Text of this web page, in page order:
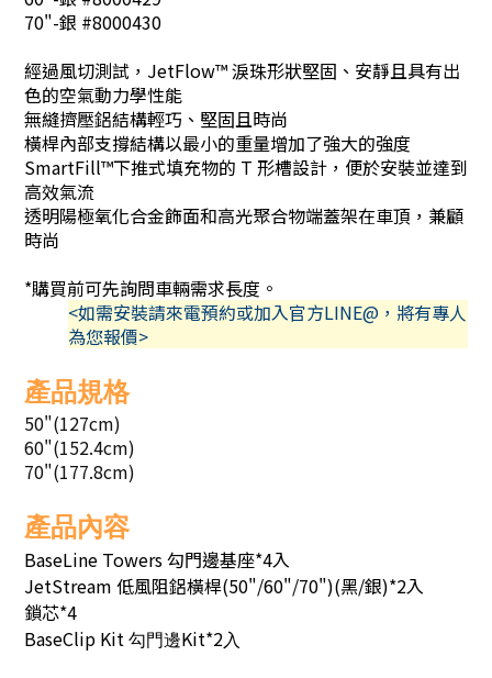
70"-銀 #8000430
經過風切測試，JetFlow™ 淚珠形狀堅固、安靜且具有出
色的空氣動力學性能
無縫擠壓鋁結構輕巧、堅固且時尚
橫桿內部支撐結構以最小的重量增加了強大的強度
SmartFill™下推式填充物的 T 形槽設計，便於安裝並達到
高效氣流
透明陽極氧化合金飾面和高光聚合物端蓋架在車頂，兼顧
時尚
*購買前可先詢問車輛需求長度。
<如需安裝請來電預約或加入官方LINE@，將有專人
為您報價>
產品規格
50"(127cm)
60"(152.4cm)
70"(177.8cm)
產品內容
BaseLine Towers 勾門邊基座*4入
JetStream 低風阻鋁橫桿(50"/60"/70")(黑/銀)*2入
鎖芯*4
BaseClip Kit 勾門邊Kit*2入